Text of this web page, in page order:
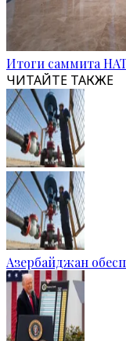
Итоги саммита
ЧИТАЙТЕ ТАКЖЕ
Азербайджан